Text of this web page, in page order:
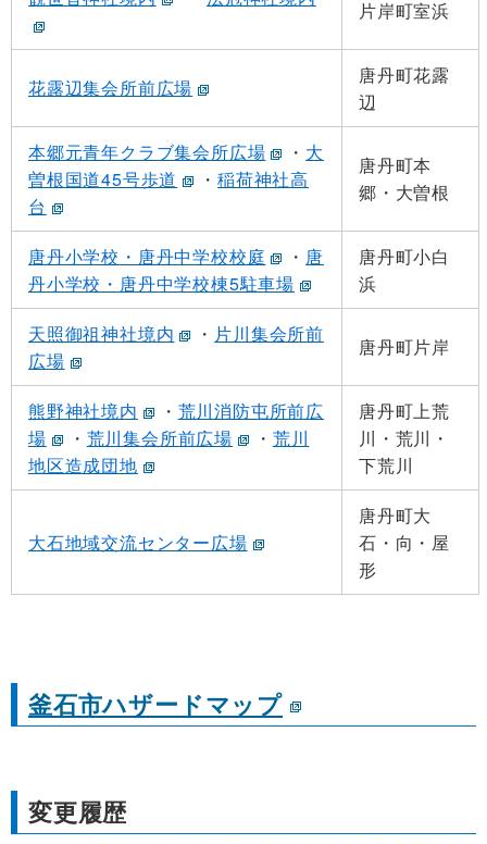
片岸町室浜
花露辺集会所前広場
唐丹町花露
辺
本郷元青年クラブ集会所広場
・ 大
曽根国道45号歩道
・稲荷神社高
台
唐丹町本
郷・大曽根
唐丹小学校・唐丹中学校校庭 ・ 唐
丹小学校・唐丹中学校棟5駐車場
唐丹町小白
浜
天照御祖神社境内
・ 片川集会所前
広場
唐丹町片岸
熊野神社境内 ・ 荒川消防屯所前広
場
・ 荒川集会所前広場 ・ 荒川
地区造成団地
唐丹町上荒
川・荒川・
下荒川
大石地域交流センター広場
唐丹町大
石・向・屋
形
釜石市ハザードマップ
変更履歴